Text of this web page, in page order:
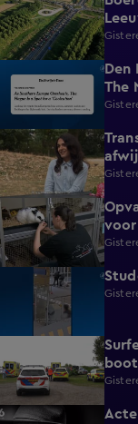
The
2:04
1:56
voor
0:59